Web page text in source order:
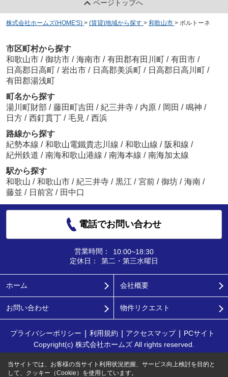
ページトップへ
株式会社ホームズ(HOME'S) > (賃貸)地域から探す > 和歌山市 > ポルトーネ
市区町村から探す
和歌山市 / 御坊市 / 海南市 / 有田郡有田川町 / 有田市 /
日高郡日高町 / 岩出市 / 日高郡美浜町 / 日高郡日高川町 /
有田郡湯浅町
町名から探す
湯川町財部 / 藤田町吉田 / 紀三井寺 / 内原 / 岡田 / 鳴神 /
日方 / 西釘貫丁 / 毛見 / 西浜
路線から探す
紀勢本線 / 和歌山電鐵貴志川線 / 和歌山線 / 阪和線 /
紀州鉄道 / 南海和歌山港線 / 南海本線 / 南海加太線
駅から探す
和歌山 / 和歌山市 / 紀三井寺 / 黒江 / 宮前 / 御坊 / 海南 /
藤並 / 日前宮 / 田中口
電話でお問い合わせ
営業時間：
10:00~18:30
定休日：
第二・第三水曜日
ホーム 会社概要
お問い合わせ 物件リクエスト
プライバシーポリシー 利用規約 アクセスマップ
PCサイト
Copyright(c) 株式会社ホームズ All rights reserved.
当サイトでは、お客様の当サイト利用状況把握、サービス向上検討を目的と
して、クッキー（Cookie）を使用しています。